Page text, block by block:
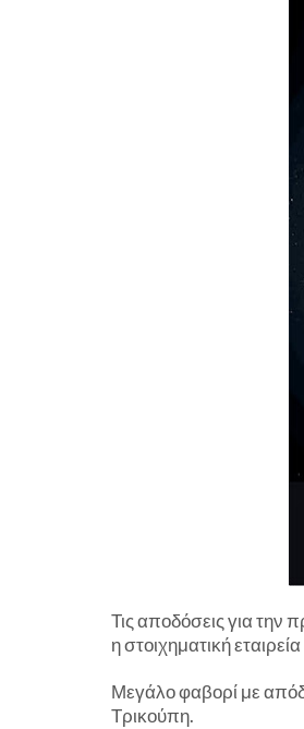
Τις αποδόσεις για την
η στοιχηματική
Μεγάλο φαβορί με
Τρικούπη.